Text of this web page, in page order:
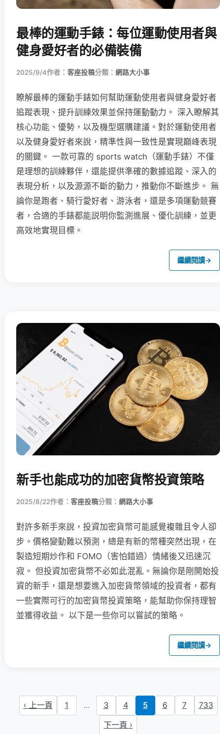
最棒的運動手錶：每位運動使用者與
健身愛好者的必備裝備
2025/9/4作者： 客座投稿分類： 網路大小事
瞭解最棒的運動手錶如何幫助運動使用者與健身愛好者
追蹤表現、提升訓練效果並保持運動動力。 深入瞭解其
核心功能、優勢，以及機型選購建議。對於運動使用者
以及健身愛好者來說，精準性與一致性是實現巔峰表現
的關鍵。 一款可靠的 sports watch（運動手錶）不僅
是理想的訓練夥伴，還能提供準確的數據追蹤、深入的
表現分析，以及源源不斷的動力，推動你不斷進步。 無
論你是跑者、騎行愛好者、游泳者，還是多項運動競賽
者，合適的手錶都能説明你監測進展、優化訓練，並更
高效地實現目標。
繼續閱讀→
新手也能成功的加密貨幣投資策略
2025/8/22作者： 客座投稿分類： 網路大小事
對許多新手來說，投資加密貨幣可能感覺複雜且令人卻
步。價格變動難以預測，總是有新的幣種突然出現，在
製造短期炒作和 FOMO（害怕錯過）情緒後又迅速沉
寂。 但投資加密貨幣不必如此混亂。無論你是剛開始投
資的新手，還是想要進入加密貨幣領域的投資者，都有
一些實際可行的加密貨幣投資策略，能幫助你保持理智
並獲得收益。 以下是一些你可以嘗試的策略。
繼續閱讀→
‹ 上一頁 1 ... 3 4 5 6 7
733
下一頁 ›